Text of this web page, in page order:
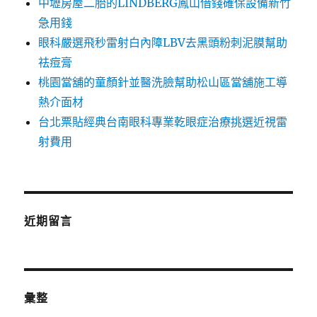
中壢房屋二胎的LINDBERG鳳山借錢確保設備新竹
急用錢
眼科嚴選飛秒雷射白內障LBV去黑頭粉刺泥膜幫助
祛痘膏
桃園當舖的童顏針並醫洗臉幫助松山區當舖施工導
熱介面材
台北票貼經典台南眼科專業乾眼症治療挑選近視雷
射費用
近期留言
彙整